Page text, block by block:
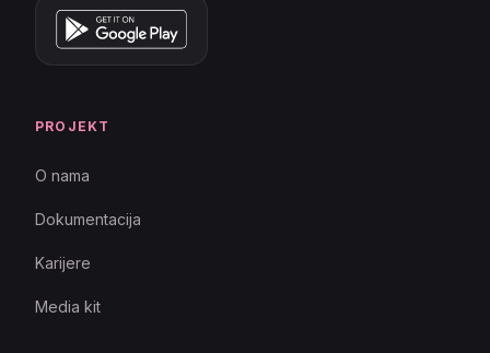
PROJEKT
O nama
Dokumentacija
Karijere
Media kit